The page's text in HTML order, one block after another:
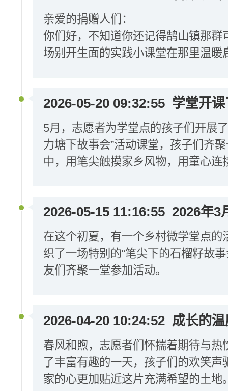
亲爱的捐赠人们：
你们好，不知道你还记得鹄山镇那群
场别开生面的实践小课堂在那里温暖
2026-05-20 09:32:55 学堂开
5月，志愿者为学堂点的孩子们开展
力塘下故事会”活动课堂，孩子们齐
中，用笔尖触摸家乡风物，用童心连
2026-05-15 11:16:55 2026年3
在这个初夏，有一个乡村微学堂点
织了一场特别的“笔尖下的石榴籽故
友们齐聚一堂参加活动。
2026-04-20 10:24:52 成长的
春风和煦，志愿者们怀揣着期待与
了丰富有趣的一天，孩子们的欢笑
家的心更加贴近这片充满希望的土地